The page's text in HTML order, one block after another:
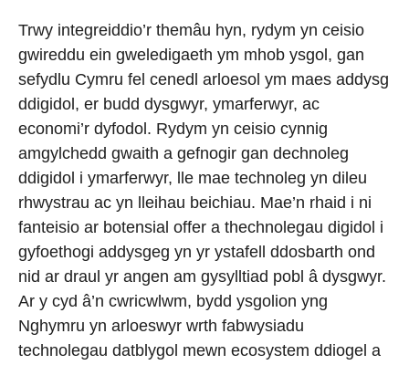
Trwy integreiddio’r themâu hyn, rydym yn ceisio
gwireddu ein gweledigaeth ym mhob ysgol, gan
sefydlu Cymru fel cenedl arloesol ym maes addysg
ddigidol, er budd dysgwyr, ymarferwyr, ac
economi’r dyfodol. Rydym yn ceisio cynnig
amgylchedd gwaith a gefnogir gan dechnoleg
ddigidol i ymarferwyr, lle mae technoleg yn dileu
rhwystrau ac yn lleihau beichiau. Mae’n rhaid i ni
fanteisio ar botensial offer a thechnolegau digidol i
gyfoethogi addysgeg yn yr ystafell ddosbarth ond
nid ar draul yr angen am gysylltiad pobl â dysgwyr.
Ar y cyd â’n cwricwlwm, bydd ysgolion yng
Nghymru yn arloeswyr wrth fabwysiadu
technolegau datblygol mewn ecosystem ddiogel a